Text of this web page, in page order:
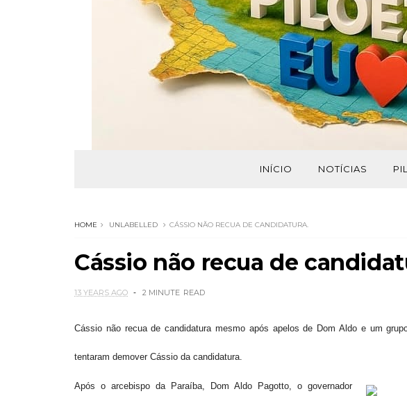
INÍCIO NOTÍCIAS
HOME UNLABELLED CÁSSIO NÃO RECUA DE CANDIDATURA.
Cássio não recua de
13 YEARS AGO 2 MINUTE READ
Cássio não recua de candidatura mesmo após apelos de Dom Aldo e um
tentaram demover Cássio da candidatura.
Após o arcebispo da Paraíba, Dom Aldo Pagotto, o governador